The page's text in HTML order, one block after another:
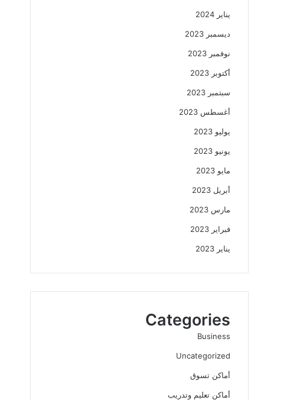
يناير 2024
ديسمبر 2023
نوفمبر 2023
أكتوبر 2023
سبتمبر 2023
أغسطس 2023
يوليو 2023
يونيو 2023
مايو 2023
أبريل 2023
مارس 2023
فبراير 2023
يناير 2023
Categories
Business
Uncategorized
أماكن تسوق
أماكن تعليم وتدريب